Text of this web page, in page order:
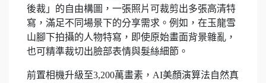
後裁」的自由構圖，一張照片可裁剪出多張高清特
寫，滿足不同場景下的分享需求。例如，在玉龍雪
山腳下拍攝的人物特寫，即使原始畫面背景雜亂，
也可精準裁切出臉部表情與髮絲細節。
前置相機升級至3,200萬畫素，AI美顏演算法自然真